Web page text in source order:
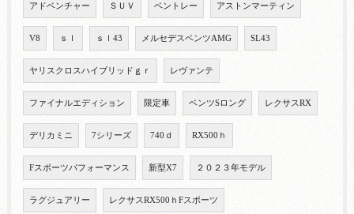
アドベンチャー ＳＵＶ ベントレー アストンマーティン
V8 ｓｌ ｓｌ43 メルセデスベンツAMG SL43
ヤリスクロスハイブリッドｇｒ レヴァンテ
ファイナルエディション 限定車 ベンツSロング レクサスRX
デリカミニ 7シリーズ 740ｄ RX500ｈ
Fスポーツパフォーマンス 新型X7 ２０２３年モデル
ラグジュアリー レクサスRX500ｈFスポーツ